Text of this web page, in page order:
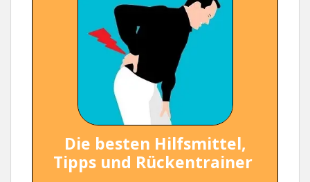
Die besten Hilfsmittel,
Tipps und Rückentrainer